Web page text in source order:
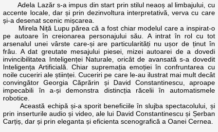
Adela Lazăr s-a impus din start prin stilul neaoș al limbajului, cu
accente locale, dar și prin dezinvoltura interpretativă, verva cu care
și-a desenat scenic mișcarea.
Mirela Niță Lupu părea că a fost chiar modelul care a inspirat-o
pe autoare în creionarea personajului său. A intrat în rol cu tot
arsenalul unei vârste care-și are particularități nu ușor de ținut în
frâu. A dat greutate mesajului piesei, mizei autoarei de a dovedi
invincibilitatea Inteligenței Naturale, oricât de avansată s-a dovedit
Inteligența Artificială. Chiar supremația emoției în confruntarea cu
noile cuceriri ale științei. Cuceriri pe care le-au ilustrat mai mult decât
convingător Georgia Căprărin și David Constantinescu, aproape
impecabili în a-și demonstra distincția răcelii în automatismele
robotice.
Această echipă și-a sporit beneficiile în slujba spectacolului, și
prin inserturile audio și video, ale lui David Constantinescu și Șerban
Carțiș, dar și prin eleganta și eficienta scenografică a Oanei Cernea.